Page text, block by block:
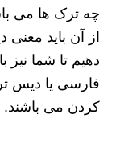
چه ترک ها می
از آن باید
دهیم تا شما
فارسی یا دیس
کردن می باشند.